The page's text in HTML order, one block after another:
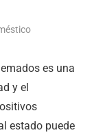
es una
y el
estado puede